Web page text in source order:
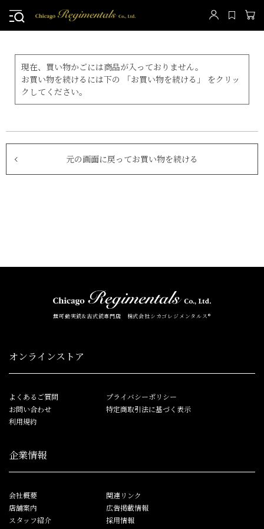
現在、買い物かごには商品が入っておりません。
お買い物を続けるには下の 「お買い物を続ける」 をクリッ
クしてください。
元の画面に戻ってお買い物を続ける
無可動実銃&古式銃専門店 株式会社シカゴレジメンタルス®
オンラインストア
よくあるご質問
お問い合わせ
利用規約
プライバシーポリシー
特定商取引法に基づく表示
企業情報
会社概要
店舗案内
スタッフ紹介
関連リンク
広告掲載情報
採用情報